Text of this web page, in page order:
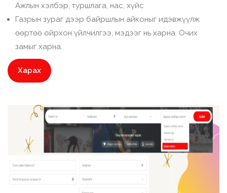
Ажлын хэлбэр, туршлага, нас, хүйс
Газрын зураг дээр байршлын айконыг идэвжүүлж
өөртөө ойрхон үйлчилгээ, мэдээг нь харна. Очих
замыг харна.
Харах